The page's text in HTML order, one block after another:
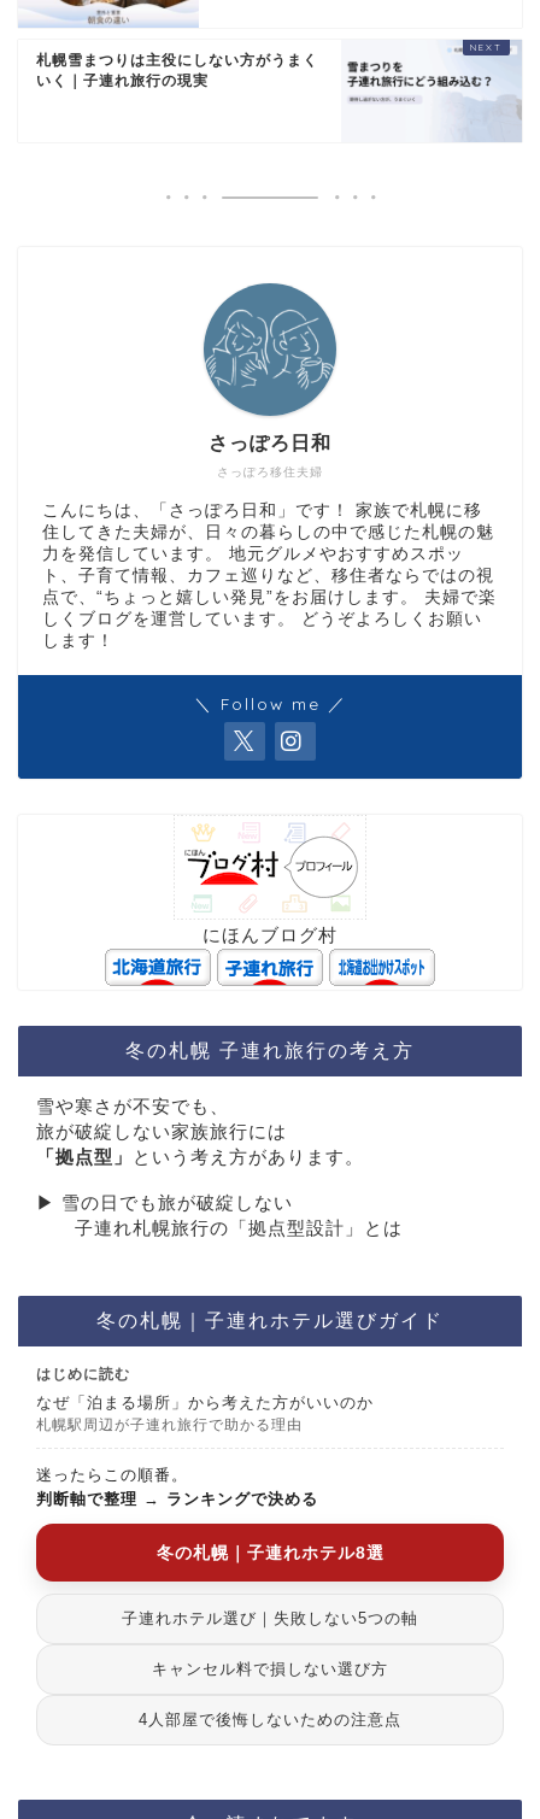
札幌雪まつりは主役にしない方がうまく
いく｜子連れ旅行の現実
さっぽろ移住夫婦
さっぽろ日和
こんにちは、「さっぽろ日和」です！ 家族で札幌に移
住してきた夫婦が、日々の暮らしの中で感じた札幌の魅
力を発信しています。 地元グルメやおすすめスポッ
ト、子育て情報、カフェ巡りなど、移住者ならではの視
点で、“ちょっと嬉しい発見”をお届けします。 夫婦で楽
しくブログを運営しています。 どうぞよろしくお願い
します！
＼ Follow me ／
にほんブログ村
冬の札幌 子連れ旅行の考え方
雪や寒さが不安でも、
旅が破綻しない家族旅行には
「拠点型」
という考え方があります。
▶︎ 雪の日でも旅が破綻しない
子連れ札幌旅行の「拠点型設計」とは
冬の札幌｜子連れホテル選びガイド
はじめに読む
なぜ「泊まる場所」から考えた方がいいのか
札幌駅周辺が子連れ旅行で助かる理由
迷ったらこの順番。
判断軸で整理 → ランキングで決める
冬の札幌｜子連れホテル8選
子連れホテル選び｜失敗しない5つの軸
キャンセル料で損しない選び方
4人部屋で後悔しないための注意点